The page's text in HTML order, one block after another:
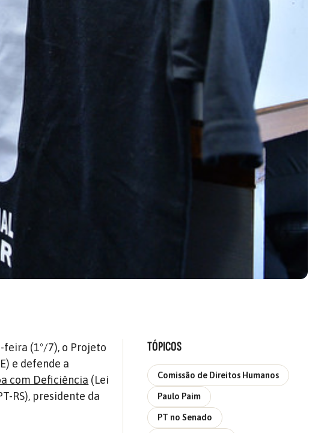
feira (1º/7), o Projeto
e defende a
com Deficiência (Lei
RS), presidente da
TÓPICOS
Comissão de Direitos Humanos
Paulo Paim
PT no Senado